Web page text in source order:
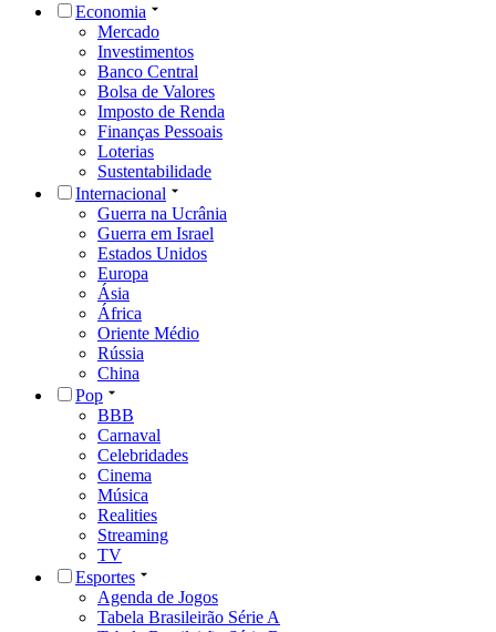
Economia
Mercado
Investimentos
Banco Central
Bolsa de Valores
Imposto de Renda
Finanças Pessoais
Loterias
Sustentabilidade
Internacional
Guerra na Ucrânia
Guerra em Israel
Estados Unidos
Europa
Ásia
África
Oriente Médio
Rússia
China
Pop
BBB
Carnaval
Celebridades
Cinema
Música
Realities
Streaming
TV
Esportes
Agenda de Jogos
Tabela Brasileirão Série A